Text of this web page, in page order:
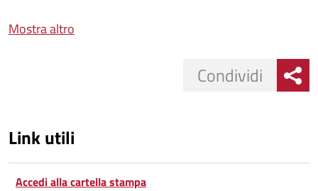
Mostra altro
Condividi
Link utili
Accedi alla cartella stampa